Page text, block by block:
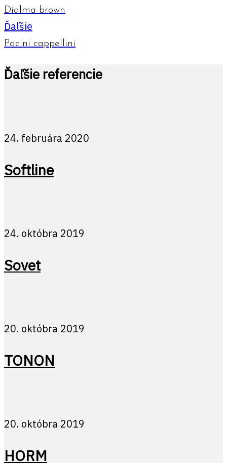
Dialma brown
Ďaľšie
Pacini cappellini
Ďaľšie referencie
24. februára 2020
Softline
24. októbra 2019
Sovet
20. októbra 2019
TONON
20. októbra 2019
HORM